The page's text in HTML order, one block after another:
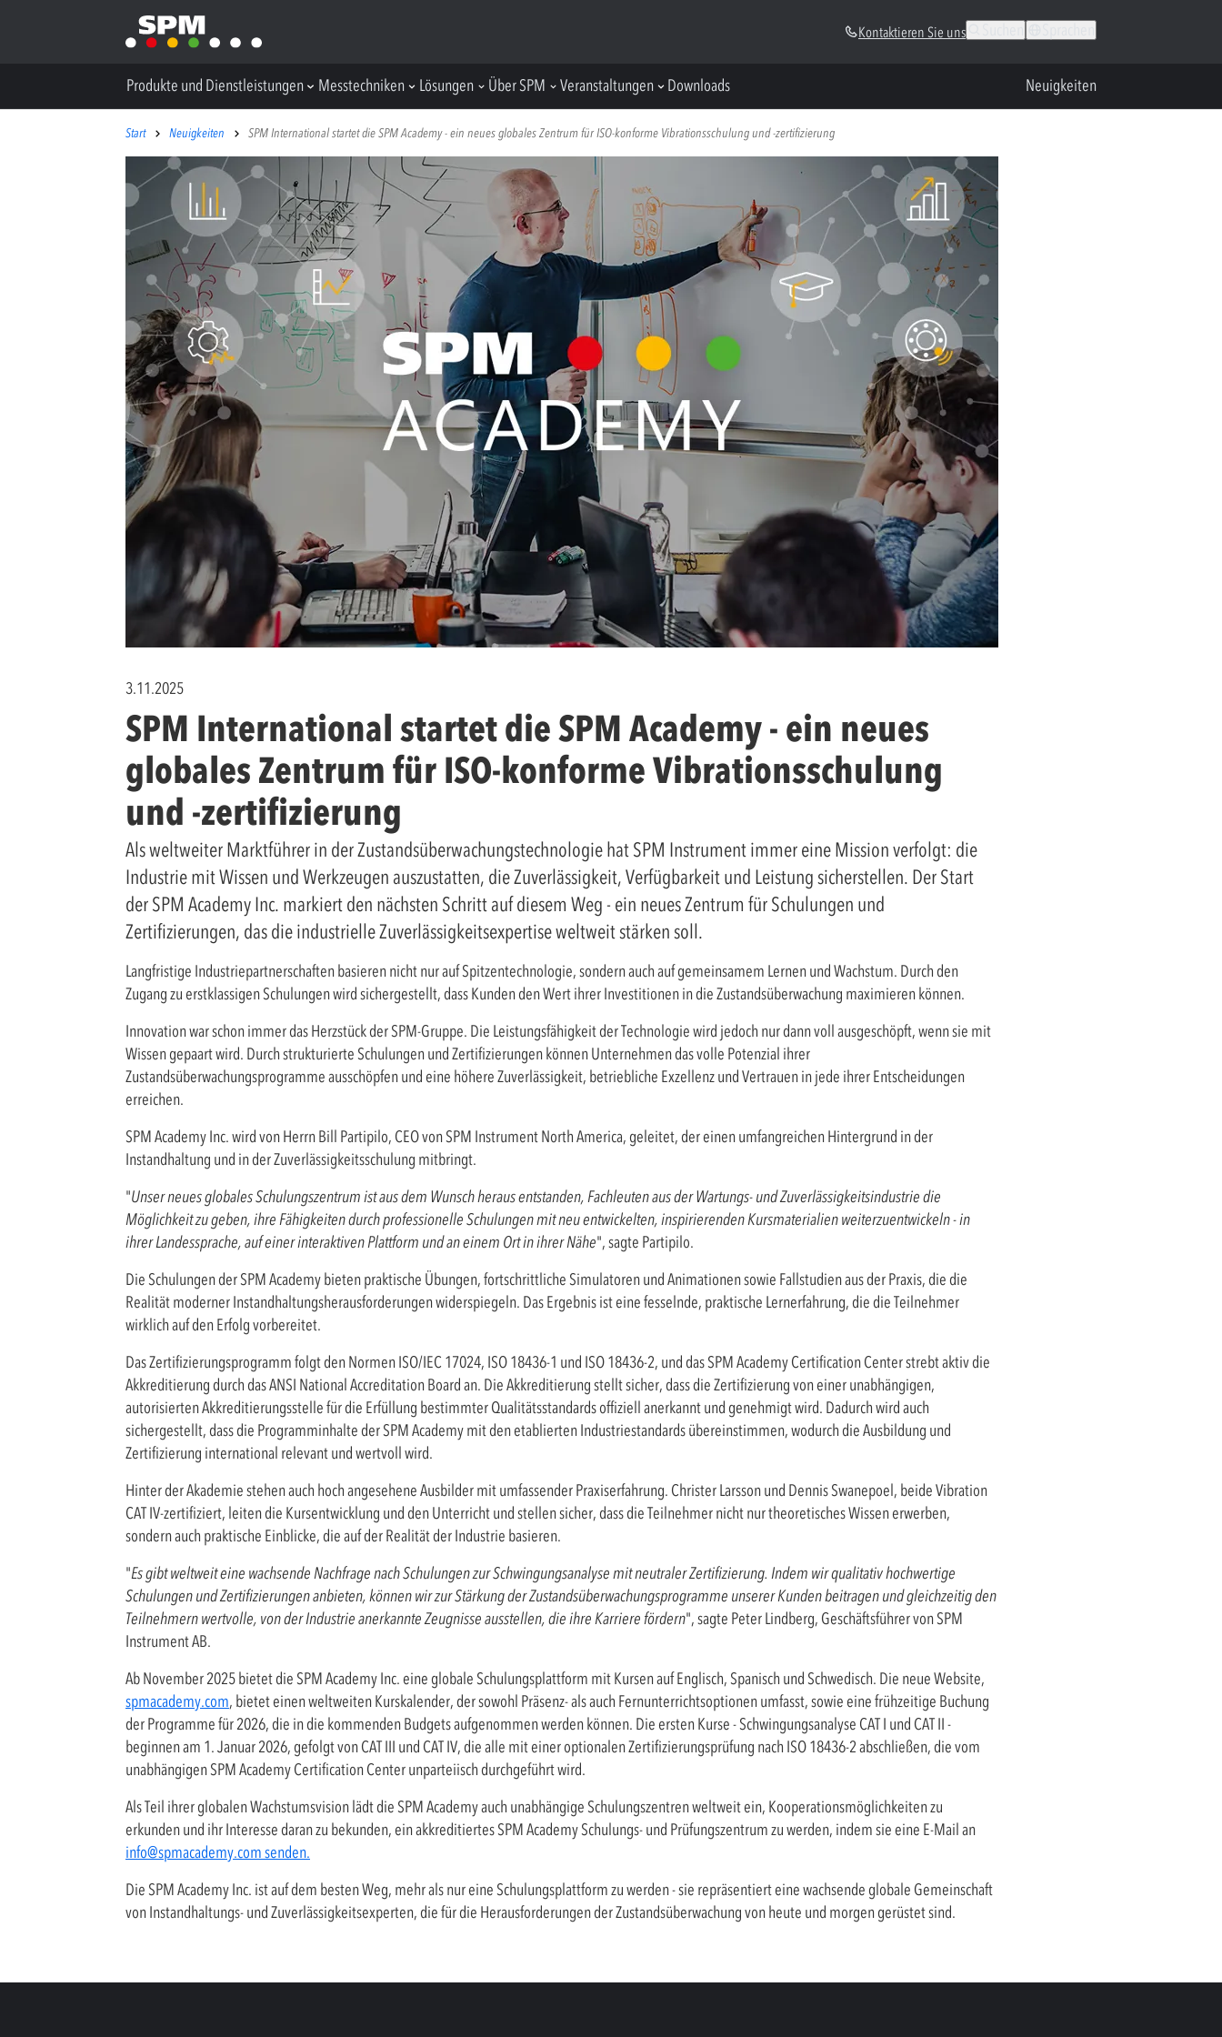
Kontaktieren Sie uns
Produkte und Dienstleistungen Messtechniken Lösungen Über SPM Veranstaltungen Downloads Neuigkeiten
Start Neuigkeiten SPM International startet die SPM Academy - ein neues globales Zentrum für ISO-konforme Vibrationsschulung und -zertifizierung
3.11.2025
SPM International startet die SPM Academy - ein neues
globales Zentrum für ISO-konforme Vibrationsschulung
und -zertifizierung
Als weltweiter Marktführer in der Zustandsüberwachungstechnologie hat SPM Instrument immer eine Mission verfolgt: die
Industrie mit Wissen und Werkzeugen auszustatten, die Zuverlässigkeit, Verfügbarkeit und Leistung sicherstellen. Der Start
der SPM Academy Inc. markiert den nächsten Schritt auf diesem Weg - ein neues Zentrum für Schulungen und
Zertifizierungen, das die industrielle Zuverlässigkeitsexpertise weltweit stärken soll.
Langfristige Industriepartnerschaften basieren nicht nur auf Spitzentechnologie, sondern auch auf gemeinsamem Lernen und Wachstum. Durch den
Zugang zu erstklassigen Schulungen wird sichergestellt, dass Kunden den Wert ihrer Investitionen in die Zustandsüberwachung maximieren können.
Innovation war schon immer das Herzstück der SPM-Gruppe. Die Leistungsfähigkeit der Technologie wird jedoch nur dann voll ausgeschöpft, wenn sie mit
Wissen gepaart wird. Durch strukturierte Schulungen und Zertifizierungen können Unternehmen das volle Potenzial ihrer
Zustandsüberwachungsprogramme ausschöpfen und eine höhere Zuverlässigkeit, betriebliche Exzellenz und Vertrauen in jede ihrer Entscheidungen
erreichen.
SPM Academy Inc. wird von Herrn Bill Partipilo, CEO von SPM Instrument North America, geleitet, der einen umfangreichen Hintergrund in der
Instandhaltung und in der Zuverlässigkeitsschulung mitbringt.
"Unser neues globales Schulungszentrum ist aus dem Wunsch heraus entstanden, Fachleuten aus der Wartungs- und Zuverlässigkeitsindustrie die
Möglichkeit zu geben, ihre Fähigkeiten durch professionelle Schulungen mit neu entwickelten, inspirierenden Kursmaterialien weiterzuentwickeln - in
ihrer Landessprache, auf einer interaktiven Plattform und an einem Ort in ihrer Nähe", sagte Partipilo.
Die Schulungen der SPM Academy bieten praktische Übungen, fortschrittliche Simulatoren und Animationen sowie Fallstudien aus der Praxis, die die
Realität moderner Instandhaltungsherausforderungen widerspiegeln. Das Ergebnis ist eine fesselnde, praktische Lernerfahrung, die die Teilnehmer
wirklich auf den Erfolg vorbereitet.
Das Zertifizierungsprogramm folgt den Normen ISO/IEC 17024, ISO 18436-1 und ISO 18436-2, und das SPM Academy Certification Center strebt aktiv die
Akkreditierung durch das ANSI National Accreditation Board an. Die Akkreditierung stellt sicher, dass die Zertifizierung von einer unabhängigen,
autorisierten Akkreditierungsstelle für die Erfüllung bestimmter Qualitätsstandards offiziell anerkannt und genehmigt wird. Dadurch wird auch
sichergestellt, dass die Programminhalte der SPM Academy mit den etablierten Industriestandards übereinstimmen, wodurch die Ausbildung und
Zertifizierung international relevant und wertvoll wird.
Hinter der Akademie stehen auch hoch angesehene Ausbilder mit umfassender Praxiserfahrung. Christer Larsson und Dennis Swanepoel, beide Vibration
CAT IV-zertifiziert, leiten die Kursentwicklung und den Unterricht und stellen sicher, dass die Teilnehmer nicht nur theoretisches Wissen erwerben,
sondern auch praktische Einblicke, die auf der Realität der Industrie basieren.
"Es gibt weltweit eine wachsende Nachfrage nach Schulungen zur Schwingungsanalyse mit neutraler Zertifizierung. Indem wir qualitativ hochwertige
Schulungen und Zertifizierungen anbieten, können wir zur Stärkung der Zustandsüberwachungsprogramme unserer Kunden beitragen und gleichzeitig den
Teilnehmern wertvolle, von der Industrie anerkannte Zeugnisse ausstellen, die ihre Karriere fördern", sagte Peter Lindberg, Geschäftsführer von SPM
Instrument AB.
Ab November 2025 bietet die SPM Academy Inc. eine globale Schulungsplattform mit Kursen auf Englisch, Spanisch und Schwedisch. Die neue Website,
spmacademy.com, bietet einen weltweiten Kurskalender, der sowohl Präsenz- als auch Fernunterrichtsoptionen umfasst, sowie eine frühzeitige Buchung
der Programme für 2026, die in die kommenden Budgets aufgenommen werden können. Die ersten Kurse - Schwingungsanalyse CAT I und CAT II -
beginnen am 1. Januar 2026, gefolgt von CAT III und CAT IV, die alle mit einer optionalen Zertifizierungsprüfung nach ISO 18436-2 abschließen, die vom
unabhängigen SPM Academy Certification Center unparteiisch durchgeführt wird.
Als Teil ihrer globalen Wachstumsvision lädt die SPM Academy auch unabhängige Schulungszentren weltweit ein, Kooperationsmöglichkeiten zu
erkunden und ihr Interesse daran zu bekunden, ein akkreditiertes SPM Academy Schulungs- und Prüfungszentrum zu werden, indem sie eine E-Mail an
info@spmacademy.comsenden.
Die SPM Academy Inc. ist auf dem besten Weg, mehr als nur eine Schulungsplattform zu werden - sie repräsentiert eine wachsende globale Gemeinschaft
von Instandhaltungs- und Zuverlässigkeitsexperten, die für die Herausforderungen der Zustandsüberwachung von heute und morgen gerüstet sind.